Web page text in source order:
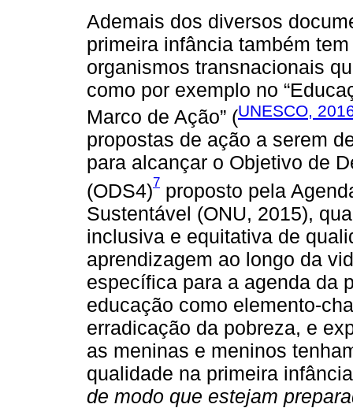
Ademais dos diversos
primeira infância também
organismos transnacionais
como por exemplo no
Marco de Ação” (UNESCO,
propostas de ação a serem
para alcançar o Objetivo de
(ODS4)7 proposto pela
Sustentável (ONU, 2015),
inclusiva e equitativa de
aprendizagem ao longo da
específica para a agenda da
educação como elemento-
erradicação da pobreza, e
as meninas e meninos
qualidade na primeira
de modo que estejam